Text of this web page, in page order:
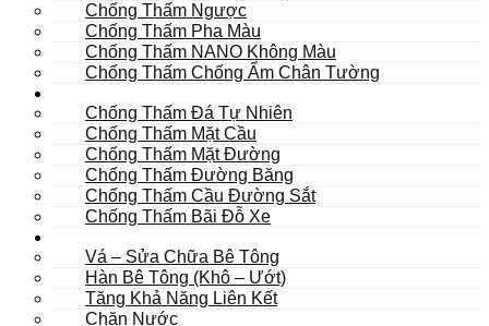
Chống Thấm Ngược
Chống Thấm Pha Màu
Chống Thấm NANO Không Màu
Chống Thấm Chống Ẩm Chân Tường
Chống Thấm Đá Tự Nhiên
Chống Thấm Mặt Cầu
Chống Thấm Mặt Đường
Chống Thấm Đường Băng
Chống Thấm Cầu Đường Sắt
Chống Thấm Bãi Đỗ Xe
Vá – Sửa Chữa Bê Tông
Hàn Bê Tông (Khô – Ướt)
Tăng Khả Năng Liên Kết
Chặn Nước